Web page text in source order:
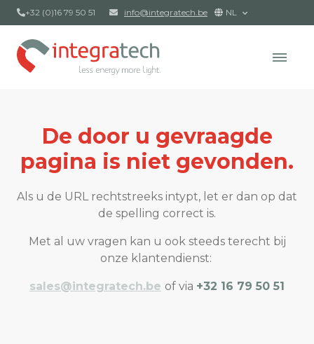
+32 (0)16 79 50 51 info@integratech.be NL
De door u gevraagde
pagina is niet gevonden.
Als u de URL rechtstreeks intypt, let er dan op dat
de spelling correct is.
Met al uw vragen kan u ook steeds terecht bij
onze klantendienst:
sales@integratech.be of via +32 16 79 50 51